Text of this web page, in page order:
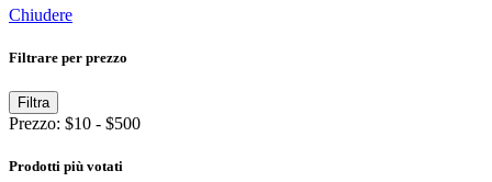
Chiudere
Filtrare per prezzo
Prezzo
Min
Prezzo
Max
Filtra
Prezzo: $10 - $500
Prodotti più votati